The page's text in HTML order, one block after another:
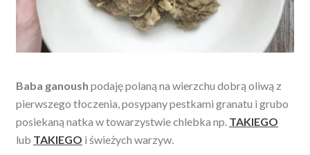
Baba ganoush podaję polaną na wierzchu dobrą oliwą z
pierwszego tłoczenia, posypany pestkami granatu i grubo
posiekaną natka w towarzystwie chlebka np. TAKIEGO
lub TAKIEGO i świeżych warzyw.